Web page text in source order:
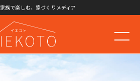
家族で楽しむ、家づくりメディア